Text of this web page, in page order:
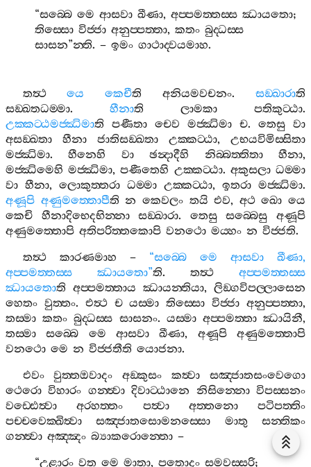
“සබ‍්බෙ මෙ ආසවා ඛීණා,අප‍්පමත‍්තස‍්ස ඣායතො;
තිස‍්සො විජ‍්ජා අනුප‍්පත‍්තා,කතං බුද‍්ධස‍්ස
සාසන”න‍්ති. –ඉමං ගාථාද‍්වයමාහ.
තත්‍ථ යෙ කෙචීති අනියමවචනං. සඞ‍්ඛාරාති
සඞ‍්ඛතධම‍්මා. හීනාති ලාමකා පතිකුට‍්ඨා.
උක‍්කට‍්ඨමජ‍්ඣිමාති පණීතා චෙව මජ‍්ඣිමා ච. තෙසු වා
අසඞ‍්ඛතා
හීනා ජාතිසඞ‍්ඛතා උක‍්කට‍්ඨා, උභයවිමිස‍්සිතා
මජ‍්ඣිමා.හීනෙහි වා ඡන්‍දාදීහි නිබ‍්බත‍්තිතා හීනා,
මජ‍්ඣිමෙහි මජ‍්ඣිමා,පණීතෙහි උක‍්කට‍්ඨා. අකුසලා ධම‍්මා
වා හීනා, ලොකුත‍්තරා ධම‍්මා උක‍්කට‍්ඨා, ඉතරා මජ‍්ඣිමා.
අණූපි අණුමත‍්තොපීති න කෙවලං තයි එව, අථ ඛො යෙ
කෙචි
හීනාදිභෙදභින‍්නා සඞ‍්ඛාරා. තෙසු සබ‍්බෙසු
අණූපි
අණුමත‍්තොපි අතිපරිත‍්තකොපි වනථො මය‍්හං න විජ‍්ජති.
තත්‍ථ
කාරණමාහ – “සබ‍්බෙ මෙ ආසවා ඛීණා,
අප‍්පමත‍්තස‍්ස
ඣායතො”ති. තත්‍ථ
අප‍්පමත‍්තස‍්ස
ඣායතොති අප‍්පමත‍්තාය ඣායන‍්තියා, ලිඞ‍්ගවිපල‍්ලාසෙන
හෙතං වුත‍්තං. එත්‍ථ ච යස‍්මා තිස‍්සො විජ‍්ජා අනුප‍්පත‍්තා,
තස‍්මා කතං බුද‍්ධස‍්ස සාසනං. යස‍්මා අප‍්පමත‍්තා ඣායිනී,
තස‍්මා
සබ‍්බෙ මෙ ආසවා ඛීණා, අණූපි
අණුමත‍්තොපි
වනථො මෙ න විජ‍්ජතීති යොජනා.
එවං
වුත‍්තඔවාදං අඞ‍්කුසං කත්‍වා
සඤ‍්ජාතසංවෙගො
ථෙරො විහාරං ගන‍්ත්‍වා දිවාට‍්ඨානෙ නිසින‍්නො විපස‍්සනං
වඩ‍්ඪෙත්‍වා
අරහත‍්තං පත්‍වා අත‍්තනො
පටිපත‍්තිං
පච‍්චවෙක‍්ඛිත්‍වා
සඤ‍්ජාතසොමනස‍්සො මාතු
සන‍්තිකං
ගන‍්ත්‍වා අඤ‍්ඤං බ්‍යාකරොන‍්තො –
“උළාරං වත මෙ මාතා,පතොදං සමවස‍්සරි;